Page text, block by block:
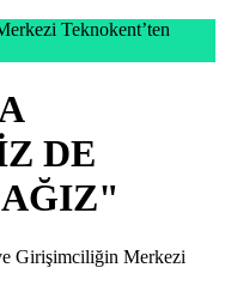
Teknokent’ten
DE
Girişimciliğin Merkezi